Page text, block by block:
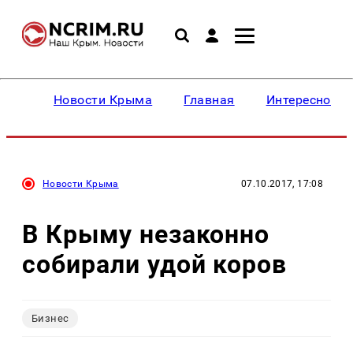
Новости Крыма Главная Интересное
Новости Крыма 07.10.2017, 17:08
В Крыму незаконно
собирали удой коров
Бизнес